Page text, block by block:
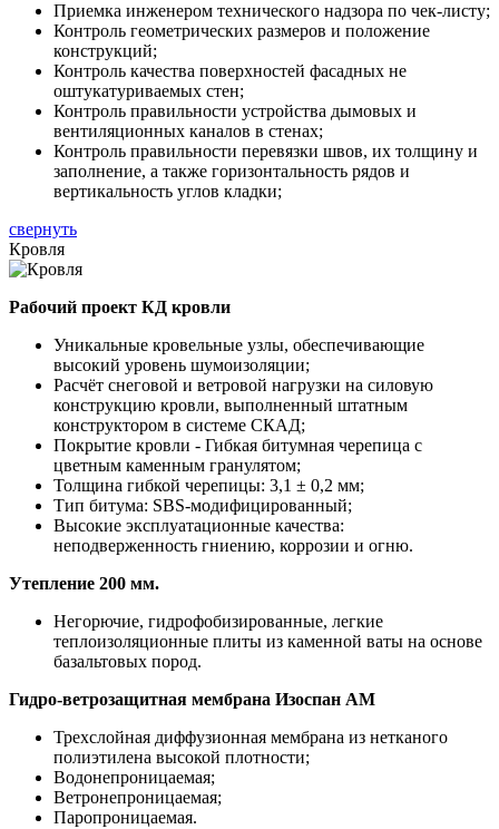
Приемка инженером технического надзора по чек-листу;
Контроль геометрических размеров и положение
конструкций;
Контроль качества поверхностей фасадных не
оштукатуриваемых стен;
Контроль правильности устройства дымовых и
вентиляционных каналов в стенах;
Контроль правильности перевязки швов, их толщину и
заполнение, а также горизонтальность рядов и
вертикальность углов кладки;
свернуть
Кровля
Рабочий проект КД кровли
Уникальные кровельные узлы, обеспечивающие
высокий уровень шумоизоляции;
Расчёт снеговой и ветровой нагрузки на силовую
конструкцию кровли, выполненный штатным
конструктором в системе СКАД;
Покрытие кровли - Гибкая битумная черепица с
цветным каменным гранулятом;
Толщина гибкой черепицы: 3,1 ± 0,2 мм;
Тип битума: SBS-модифицированный;
Высокие эксплуатационные качества:
неподверженность гниению, коррозии и огню.
Утепление 200 мм.
Негорючие, гидрофобизированные, легкие
теплоизоляционные плиты из каменной ваты на основе
базальтовых пород.
Гидро-ветрозащитная мембрана Изоспан АМ
Трехслойная диффузионная мембрана из нетканого
полиэтилена высокой плотности;
Водонепроницаемая;
Ветронепроницаемая;
Паропроницаемая.